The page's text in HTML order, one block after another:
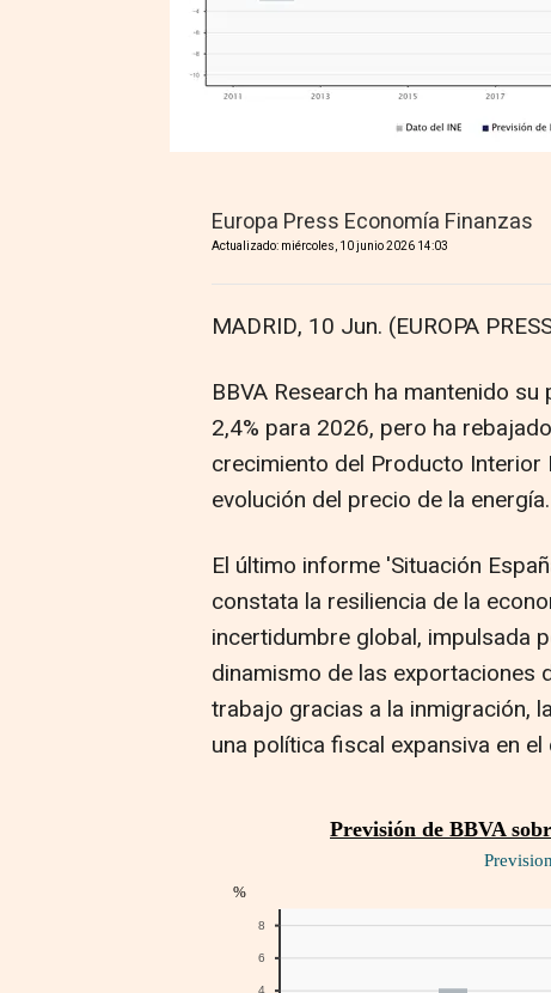
Europa Press Economía Finanzas
Actualizado: miércoles, 10 junio 2026 14:03
MADRID, 10 Jun. (EUROPA
BBVA Research ha mantenido
2,4% para 2026, pero ha
crecimiento del Producto
evolución del precio de la energía.
El último informe 'Situación
constata la resiliencia de la
incertidumbre global, impulsada
dinamismo de las exportaciones
trabajo gracias a la inmigración,
una política fiscal expansiva en